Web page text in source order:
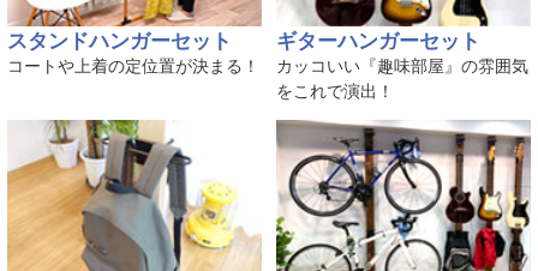
スタンドハンガーセット
コートや上着の定位置が決まる！
ギターハンガーセット
カッコいい『趣味部屋』の雰囲気
をこれで演出！